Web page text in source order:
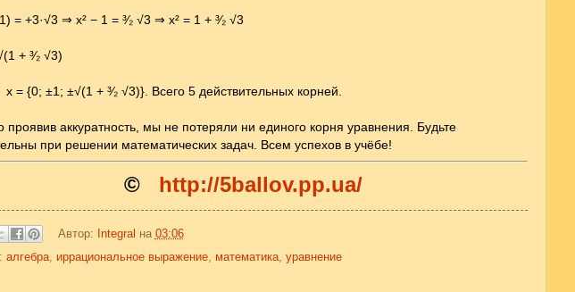
= +3·√3 ⇒ x² − 1 = ³⁄₂ √3 ⇒ x² = 1 + ³⁄₂ √3
+ ³⁄₂ √3)
= {0; ±1; ±√(1 + ³⁄₂ √3)}. Всего 5 действительных корней.
проявив аккуратность, мы не потеряли ни единого корня уравнения. Будьте
при решении математических задач. Всем успехов в учёбе!
© http://5ballov.pp.ua/
Автор: Integral на 03:06
алгебра, иррациональное выражение, математика, уравнение